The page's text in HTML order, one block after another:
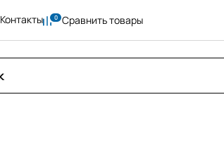
Контакты Сравнить товары